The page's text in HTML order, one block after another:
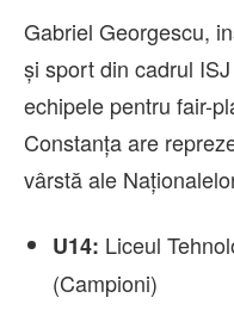
Gabriel Georgescu,
și sport din cadrul
echipele pentru fair-
Constanța are
vârstă ale
U14: Liceul
(Campioni)